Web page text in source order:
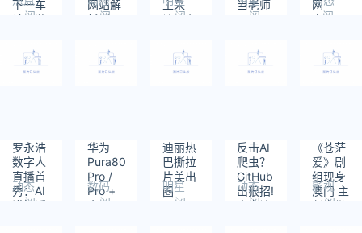
下一车
韩国游
阅
222
网站解
析到.1
IP地址
导致大
量网站
阅
557
主采
访！主
篮球梗
网友热
议
阅
当老师
阅
259
网
盘/123
撤销
Alist授
权 可能
阅
1098
罗永浩
数字人
直播首
秀：AI
讲解近
动态
阅
华为
Pura80
Pro /
Pro +
今日开
数码
阅
迪丽热
巴撕拉
片美出
圈
明星
阅
反击AI
爬虫？
GitHub
出狠招!
中文访
动态
阅
《苍茫
爱》剧
组现身
澳门 主
创自带
影视
阅